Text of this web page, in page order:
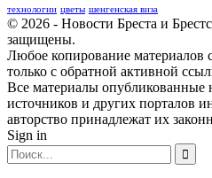
технологии цветы шенгенская виза
© 2026 - Новости Бреста и
защищены.
Любое копирование материалов
только с обратной активной
Все материалы опубликованные
источников и других порталов
авторство принадлежат их
Sign in